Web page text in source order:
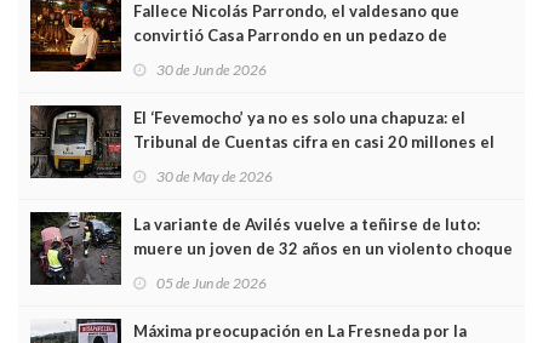
Fallece Nicolás Parrondo, el valdesano que
convirtió Casa Parrondo en un pedazo de
Asturias en Madrid
30 de Jun de 2026
El ‘Fevemocho’ ya no es solo una chapuza: el
Tribunal de Cuentas cifra en casi 20 millones el
sobrecoste de los trenes que no cabían por los
30 de May de 2026
La variante de Avilés vuelve a teñirse de luto:
muere un joven de 32 años en un violento choque
frontal
05 de Jun de 2026
Máxima preocupación en La Fresneda por la